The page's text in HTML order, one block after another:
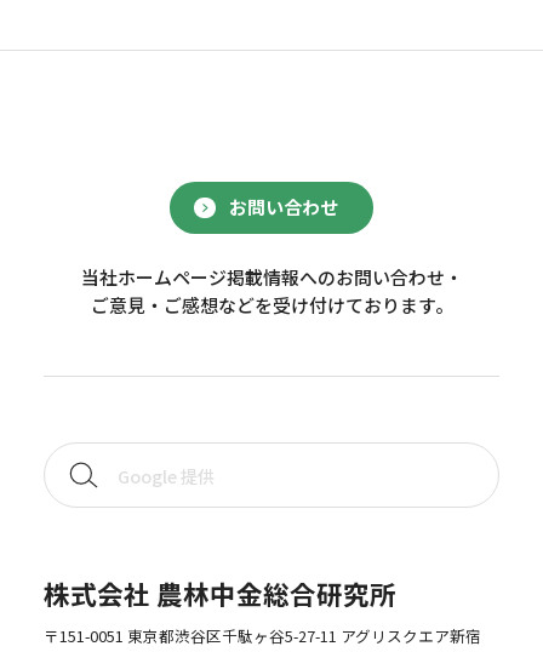
お問い合わせ
当社ホームページ掲載情報へのお問い合わせ・
ご意見・ご感想などを受け付けております。
株式会社 農林中金総合研究所
〒151-0051 東京都渋谷区千駄ヶ谷5-27-11 アグリスクエア新宿